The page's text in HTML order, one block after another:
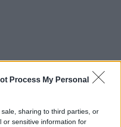
Process My Personal
sharing to third parties, or
or sensitive information for
del componente sur.
visitar la
norte), de lo contrario